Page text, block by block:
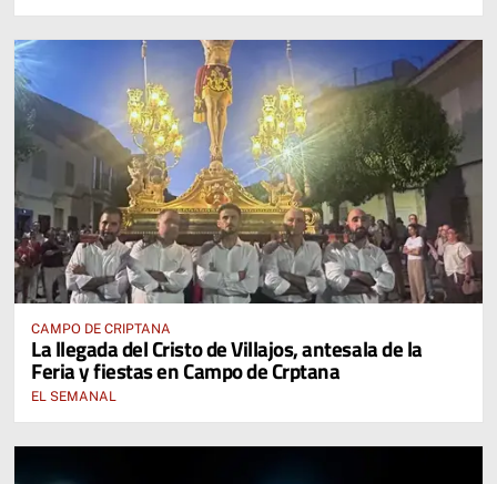
CAMPO DE CRIPTANA
La llegada del Cristo de Villajos, antesala de la
Feria y fiestas en Campo de Crptana
EL SEMANAL